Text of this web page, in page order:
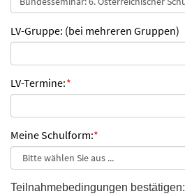
LV-Gruppe: (bei mehreren Gruppen)
LV-Termine:*
Meine Schulform:*
Teilnahmebedingungen bestätigen: